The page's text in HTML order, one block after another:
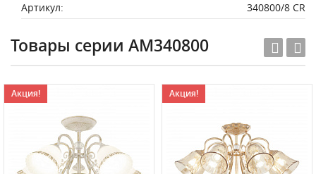
Артикул:
340800/8 CR
Товары серии AM340800
Акция! Акция!